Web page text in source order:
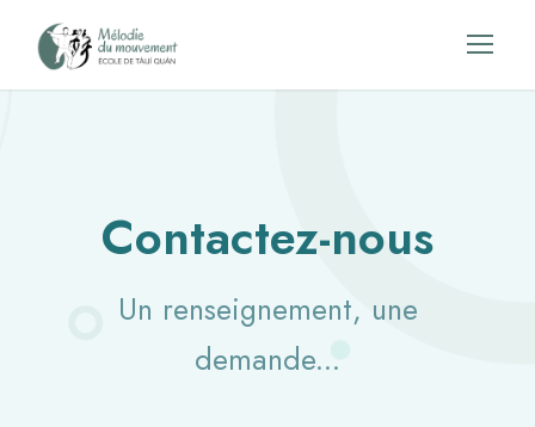
Contactez-nous
Un renseignement, une
demande...